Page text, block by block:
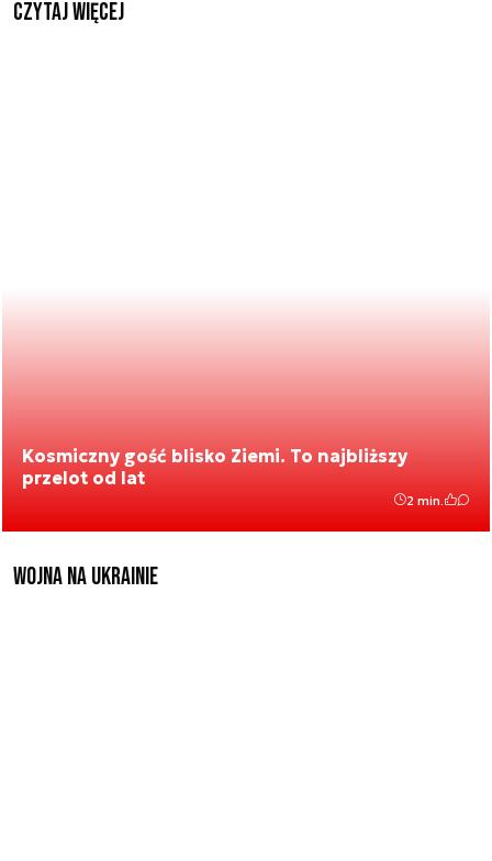
czytaj więcej
Kosmiczny gość blisko Ziemi. To najbliższy
przelot od lat
2 min.
Wojna na Ukrainie